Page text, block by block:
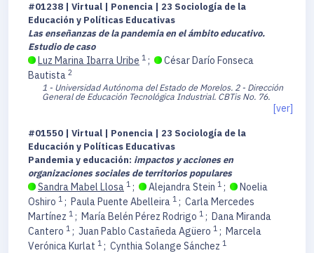
#01238 | Virtual | Ponencia | 23 Sociología de la
Educación y Políticas Educativas
Las enseñanzas de la pandemia en el ámbito educativo.
Estudio de caso
Luz Marina Ibarra Uribe 1 ;
César Darío Fonseca
Bautista 2
1 - Universidad Autónoma del Estado de Morelos. 2 - Dirección
General de Educación Tecnológica Industrial. CBTis No. 76.
[ver]
#01550 | Virtual | Ponencia | 23 Sociología de la
Educación y Políticas Educativas
Pandemia y educación: impactos y acciones en
organizaciones sociales de territorios populares
Sandra Mabel Llosa 1 ; Alejandra Stein 1 ;
Noelia
Oshiro 1 ; Paula Puente Abelleira 1 ; Carla Mercedes
Martínez 1 ; María Belén Pérez Rodrigo 1 ; Dana Miranda
Cantero 1 ; Juan Pablo Castañeda Agüero 1 ; Marcela
Verónica Kurlat 1 ; Cynthia Solange Sánchez 1